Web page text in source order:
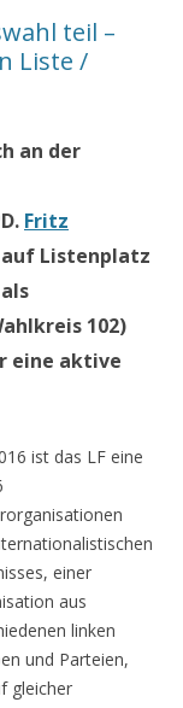
teil –
Liste /
an der
Fritz
Listenplatz
102)
eine aktive
ist das LF eine
einer
aus
linken
und Parteien,
gleicher